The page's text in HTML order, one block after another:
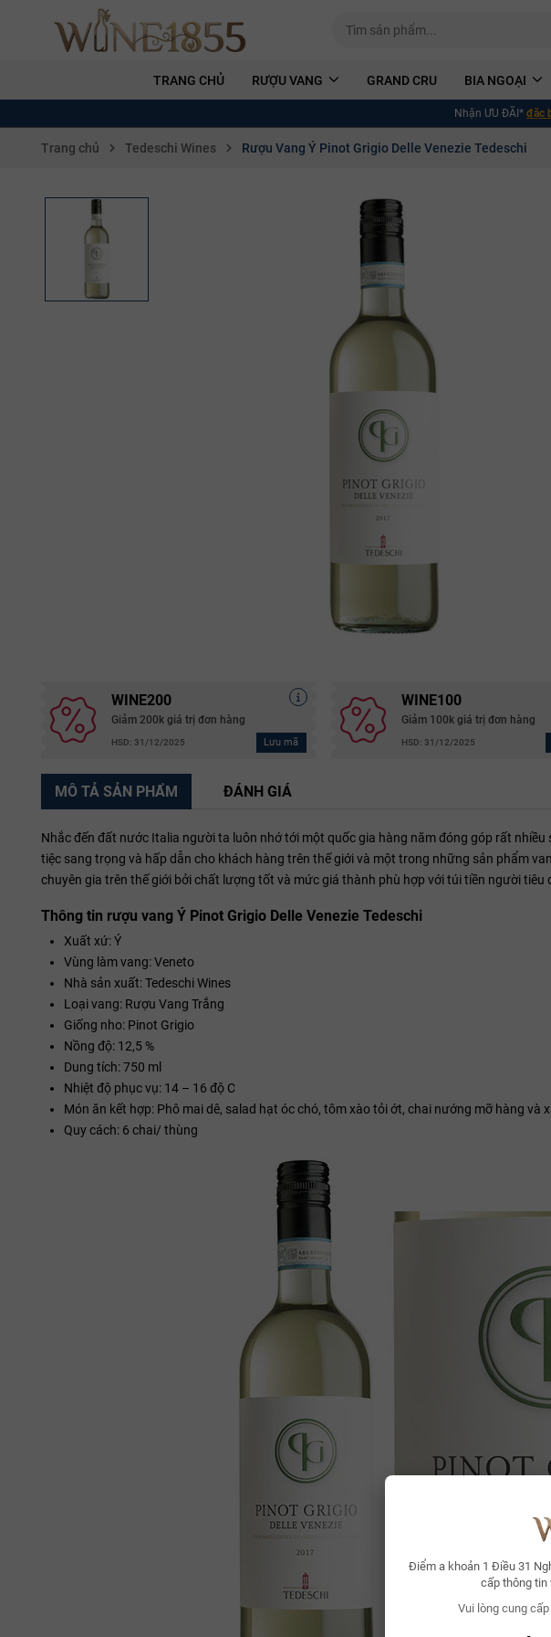
Điểm a khoản 1 Điều 31
cấp thông tin
Vui lòng cung
TRANG CHỦ RƯỢU VANG GRAND CRU BIA NGOẠI
Nhận MIỄN PHÍ*giao
Trang chủ Tedeschi Wines Rượu Vang Ý Pinot Grigio Delle Venezie Tedeschi
WINE200
Giảm 200k giá trị đơn hàng
HSD: 31/12/2025 Lưu mã
WINE100
Giảm 100k giá trị đơn hàng
HSD: 31/12/2025
Điều kiện:
MÔ TẢ SẢN PHẨM ĐÁNH GIÁ
Nhắc đến đất nước Italia người ta luôn nhớ tới một quốc gia hàng năm đóng góp rất
tiệc sang trọng và hấp dẫn cho khách hàng trên thế giới và một trong những sản phẩm
chuyên gia trên thế giới bởi chất lượng tốt và mức giá thành phù hợp với túi tiền người tiêu
Thông tin rượu vang Ý Pinot Grigio Delle Venezie Tedeschi
Xuất xứ: Ý
Vùng làm vang: Veneto
Nhà sản xuất: Tedeschi Wines
Loại vang: Rượu Vang Trắng
Giống nho: Pinot Grigio
Nồng độ: 12,5 %
Dung tích: 750 ml
Nhiệt độ phục vụ: 14 – 16 độ C
Món ăn kết hợp: Phô mai dê, salad hạt óc chó, tôm xào tỏi ớt, chai nướng mỡ hàng và
Quy cách: 6 chai/ thùng